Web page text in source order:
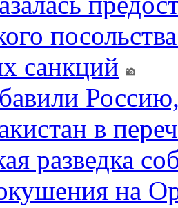
санкций
в
разведка
на